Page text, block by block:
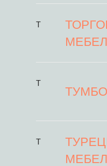
Т
Т
Т